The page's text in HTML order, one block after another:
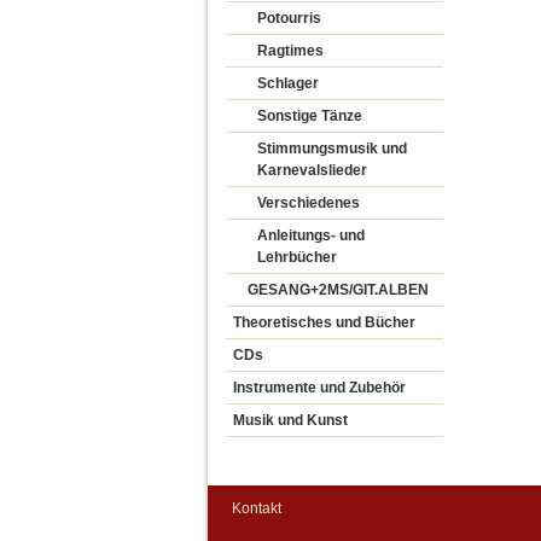
Potourris
Ragtimes
Schlager
Sonstige Tänze
Stimmungsmusik und
Karnevalslieder
Verschiedenes
Anleitungs- und
Lehrbücher
GESANG+2MS/GIT.ALBEN
Theoretisches und Bücher
CDs
Instrumente und Zubehör
Musik und Kunst
Kontakt